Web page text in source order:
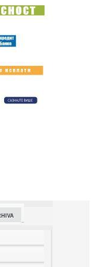
Milić u PU Niš
ti treba"
Od propisa do
planini: Spoj sporta i
nesmetan rad svim
...